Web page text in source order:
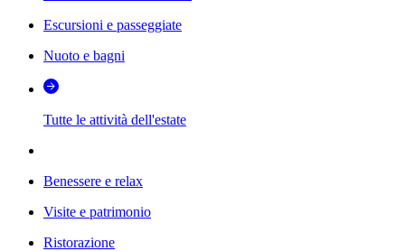
Escursioni e passeggiate
Nuoto e bagni
Tutte le attività dell'estate
Benessere e relax
Visite e patrimonio
Ristorazione